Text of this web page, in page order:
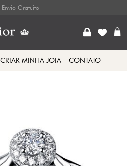
Envio Gratuito
CRIAR MINHA JOIA CONTATO